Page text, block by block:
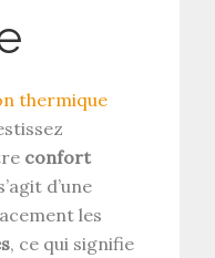
thermique
confort
d’une
les
, ce qui signifie